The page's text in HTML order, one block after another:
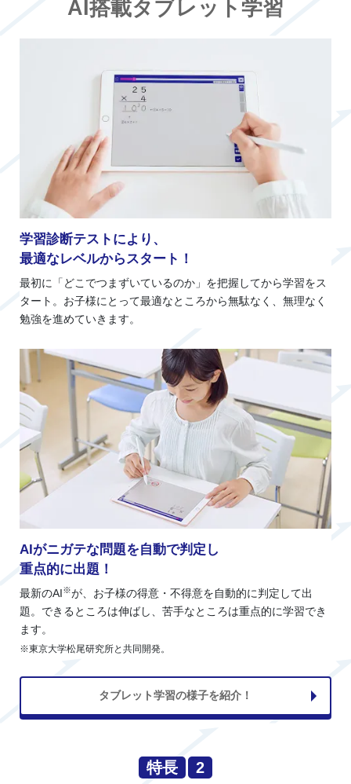
AI搭載タブレット学習
学習診断テストにより、
最適なレベルからスタート！
最初に「どこでつまずいているのか」を把握してから学習をス
タート。お子様にとって最適なところから無駄なく、無理なく
勉強を進めていきます。
AIがニガテな問題を自動で判定し
重点的に出題！
最新のAI※が、お子様の得意・不得意を自動的に判定して出
題。できるところは伸ばし、苦手なところは重点的に学習でき
ます。
※東京大学松尾研究所と共同開発。
タブレット学習の様子を紹介！
特長 2